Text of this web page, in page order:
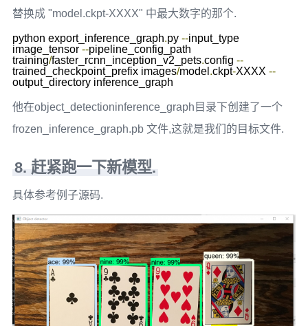
替换成 "model.ckpt-XXXX" 中最大数字的那个.
python export_inference_graph.py --input_type
image_tensor --pipeline_config_path
training/faster_rcnn_inception_v2_pets.config --
trained_checkpoint_prefix images/model .ckpt-XXXX --
他在object_detectioninference_graph目录下创建了一个
frozen_inference_graph.pb 文件,这就是我们的目标文件.
8. 赶紧跑一下新模型.
具体参考例子源码.